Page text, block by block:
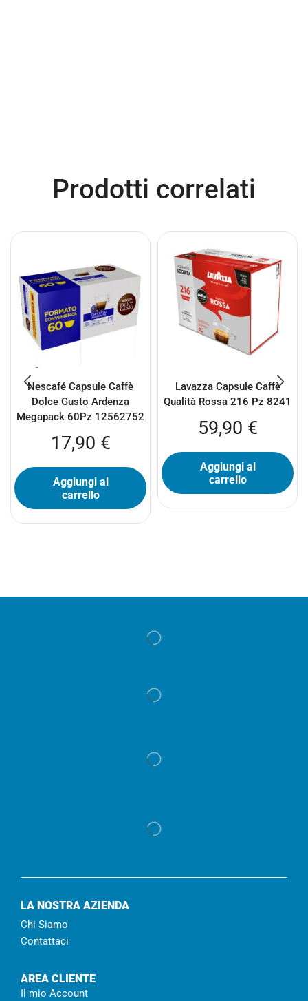
Prodotti correlati
Nescafé Capsule Caffè
Dolce Gusto Ardenza
Megapack 60Pz 12562752
17,90 €
Aggiungi al
carrello
Lavazza Capsule Caffè
Qualità Rossa 216 Pz 8241
59,90 €
Aggiungi al
carrello
LA NOSTRA AZIENDA
Chi Siamo
Contattaci
AREA CLIENTE
Il mio Account